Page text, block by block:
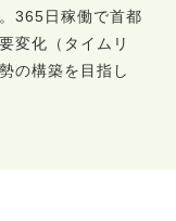
365日稼働で首都
変化（タイムリ
の構築を目指し